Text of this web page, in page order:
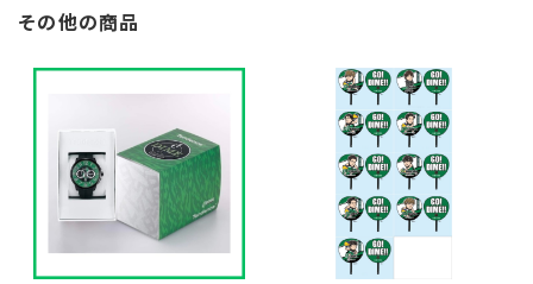
その他の商品